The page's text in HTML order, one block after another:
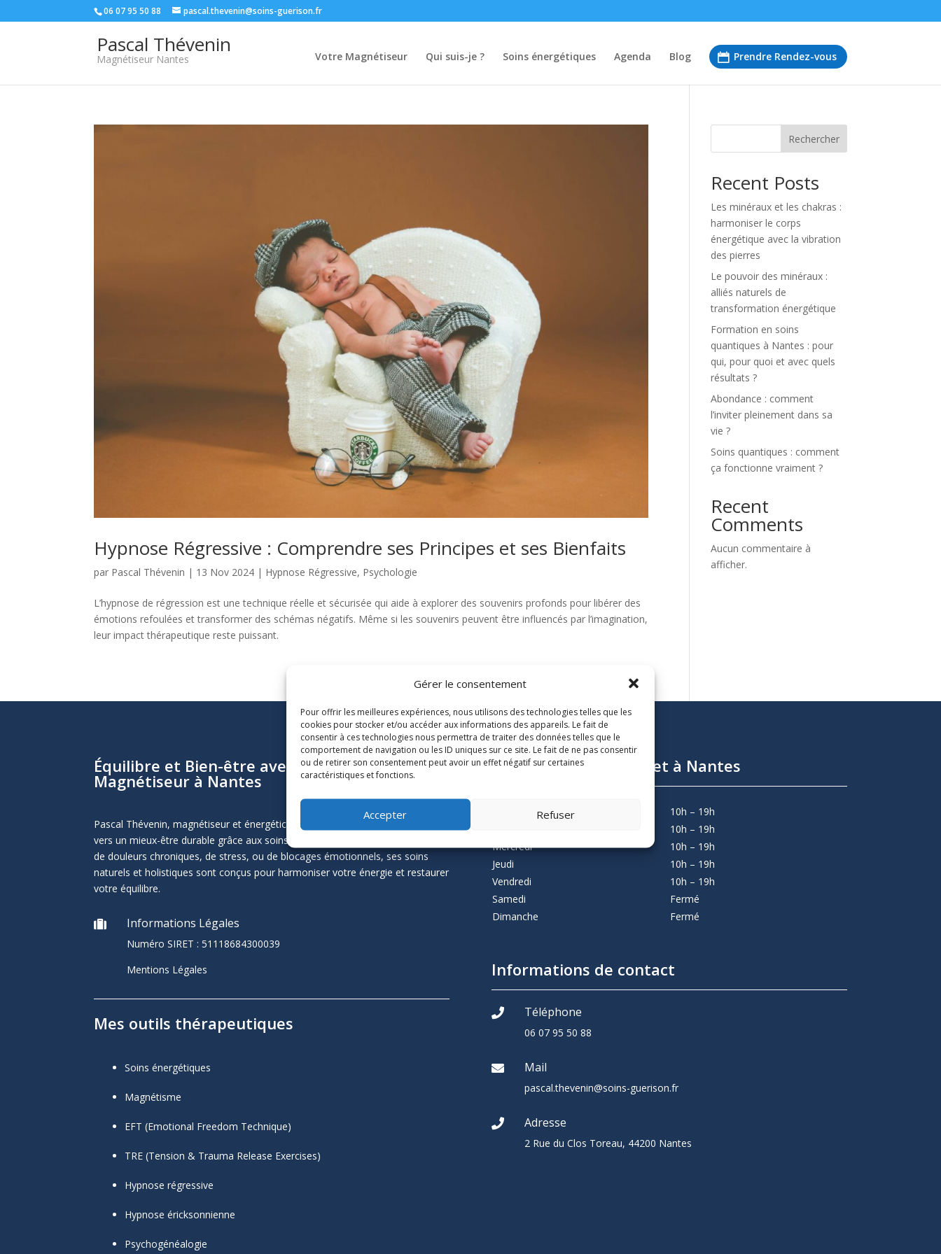
Gérer le consentement
Pour offrir les meilleures expériences, nous utilisons des technologies telles que les
cookies pour stocker et/ou accéder aux informations des appareils. Le fait de
consentir à ces technologies nous permettra de traiter des données telles que le
comportement de navigation ou les ID uniques sur ce site. Le fait de ne pas consentir
ou de retirer son consentement peut avoir un effet négatif sur certaines
caractéristiques et fonctions.
Accepter Refuser
06 07 95 50 88 pascal.thevenin@soins-guerison.fr
Pascal Thévenin
Magnétiseur Nantes Votre Magnétiseur Qui suis-je ? Soins énergétiques Agenda Blog Prendre Rendez-vous
Hypnose Régressive : Comprendre ses Principes et ses Bienfaits
par Pascal Thévenin | 13 Nov 2024 | Hypnose Régressive, Psychologie
L’hypnose de régression est une technique réelle et sécurisée qui aide à explorer des souvenirs profonds pour libérer des
émotions refoulées et transformer des schémas négatifs. Même si les souvenirs peuvent être influencés par l’imagination,
leur impact thérapeutique reste puissant.
Rechercher
Recent Posts
Les minéraux et les chakras :
harmoniser le corps
énergétique avec la vibration
des pierres
Le pouvoir des minéraux :
alliés naturels de
transformation énergétique
Formation en soins
quantiques à Nantes : pour
qui, pour quoi et avec quels
résultats ?
Abondance : comment
l’inviter pleinement dans sa
vie ?
Soins quantiques : comment
ça fonctionne vraiment ?
Recent
Comments
Aucun commentaire à
afficher.
Équilibre et Bien-être avec Pascal Thévenin,
Magnétiseur à Nantes
Pascal Thévenin, magnétiseur et énergéticien à Nantes, vous accompagne
vers un mieux-être durable grâce aux soins énergétiques. Que vous souffriez
de douleurs chroniques, de stress, ou de blocages émotionnels, ses soins
naturels et holistiques sont conçus pour harmoniser votre énergie et restaurer
votre équilibre.
 Informations Légales
Numéro SIRET :51118684300039
Mentions Légales
Mes outils thérapeutiques
Soins énergétiques
Magnétisme
EFT (Emotional Freedom Technique)
TRE (Tension & Trauma Release Exercises)
Hypnose régressive
Hypnose éricksonnienne
Psychogénéalogie
Les horaires du cabinet à Nantes
10h – 19h
10h – 19h
Mercredi
10h – 19h
Jeudi
10h – 19h
Vendredi
10h – 19h
Samedi
Fermé
Dimanche
Fermé
Informations de contact
 Téléphone
06 07 95 50 88
 Mail
pascal.thevenin@soins-guerison.fr
 Adresse
2 Rue du Clos Toreau, 44200 Nantes